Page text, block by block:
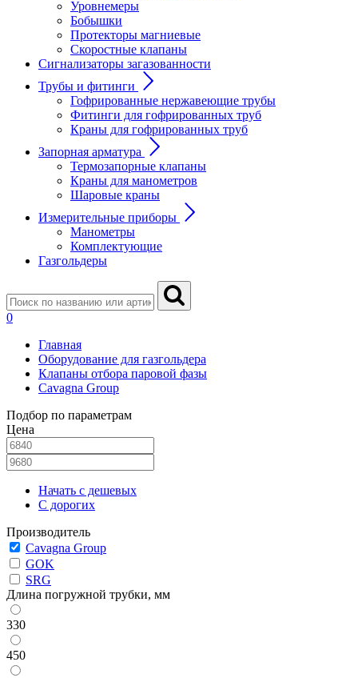
Уровнемеры
Бобышки
Протекторы магниевые
Скоростные клапаны
Сигнализаторы загазованности
Трубы и фитинги
Гофрированные нержавеющие трубы
Фитинги для гофрированных труб
Краны для гофрированных труб
Запорная арматура
Термозапорные клапаны
Краны для манометров
Шаровые краны
Измерительные приборы
Манометры
Комплектующие
Газгольдеры
0
Главная
Оборудование для газгольдера
Клапаны отбора паровой фазы
Cavagna Group
Подбор по параметрам
Цена
Начать с дешевых
С дорогих
Производитель
Cavagna Group
GOK
SRG
Длина погружной трубки, мм
330
450